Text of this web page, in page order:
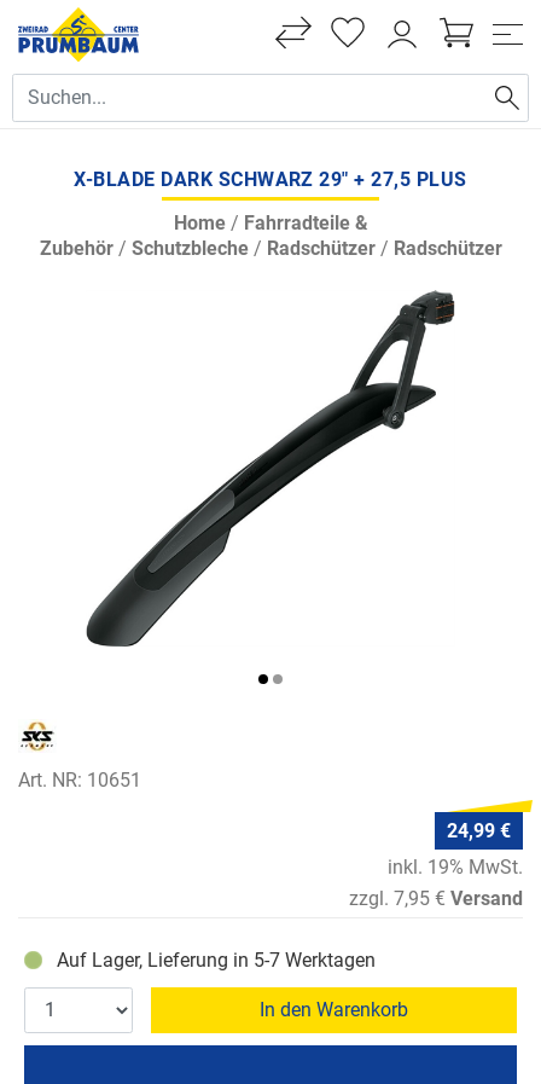
X-BLADE DARK SCHWARZ 29" + 27,5 PLUS
Home/ Fahrradteile &
Zubehör/ Schutzbleche/ Radschützer/ Radschützer
Art. NR: 10651
24,99 €
inkl. 19% MwSt.
zzgl. 7,95 € Versand
Auf Lager, Lieferung in 5-7 Werktagen
In den Warenkorb